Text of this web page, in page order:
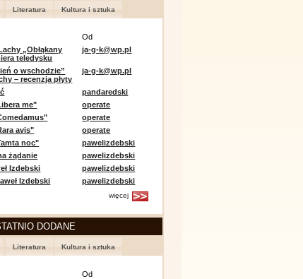
Literatura Kultura i sztuka
Od
„Obłąkany
teledysku
ja-g-k@wp.pl
o wschodzie”
– recenzja płyty
ja-g-k@wp.pl
pandaredski
me"
operate
operate
avis"
operate
noc"
pawelizdebski
żądanie
pawelizdebski
Izdebski
pawelizdebski
Izdebski pawelizdebski
więcej
DODANE
Literatura Kultura i sztuka
Od